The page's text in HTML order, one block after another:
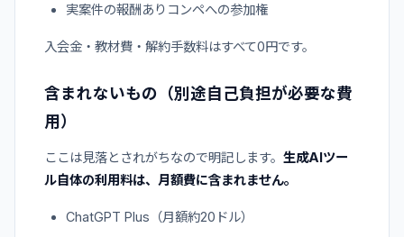
実案件の報酬ありコンペへの参加権
入会金・教材費・解約手数料はすべて0円です。
含まれないもの（別途自己負担が必要な費
用）
ここは見落とされがちなので明記します。 生成AIツー
ル自体の利用料は、月額費に含まれません。
ChatGPT Plus（月額約20ドル）